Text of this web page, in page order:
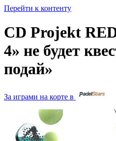
Перейти к контенту
CD Projekt
4» не будет
подай»
За играми на корте в